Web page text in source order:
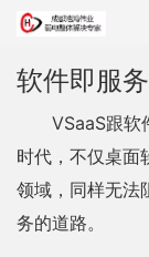
软件即服
VSaaS跟软
时代，不仅桌面
领域，同样无法
务的道路。